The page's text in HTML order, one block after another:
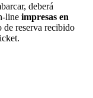
deberá
line impresas en
reserva recibido